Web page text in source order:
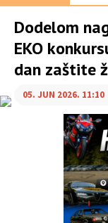
Dodelom
EKO
dan zaštite
05. JUN 2026. 11:10